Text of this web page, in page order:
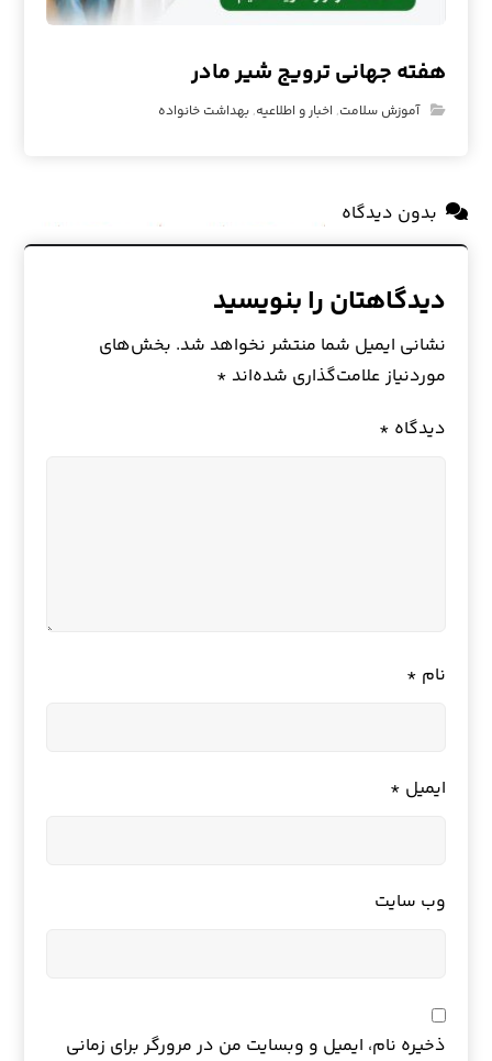
هفته جهانی ترویج شیر مادر
آموزش سلامت, اخبار و اطلاعیه,بهداشت خانواده
بدون دیدگاه
دیدگاهتان را بنویسید
نشانی ایمیل شما منتشر نخواهد شد. بخش‌های
موردنیاز علامت‌گذاری شده‌اند *
دیدگاه *
نام *
ایمیل *
وب‌ سایت
ذخیره نام، ایمیل و وبسایت من در مرورگر برای زمانی